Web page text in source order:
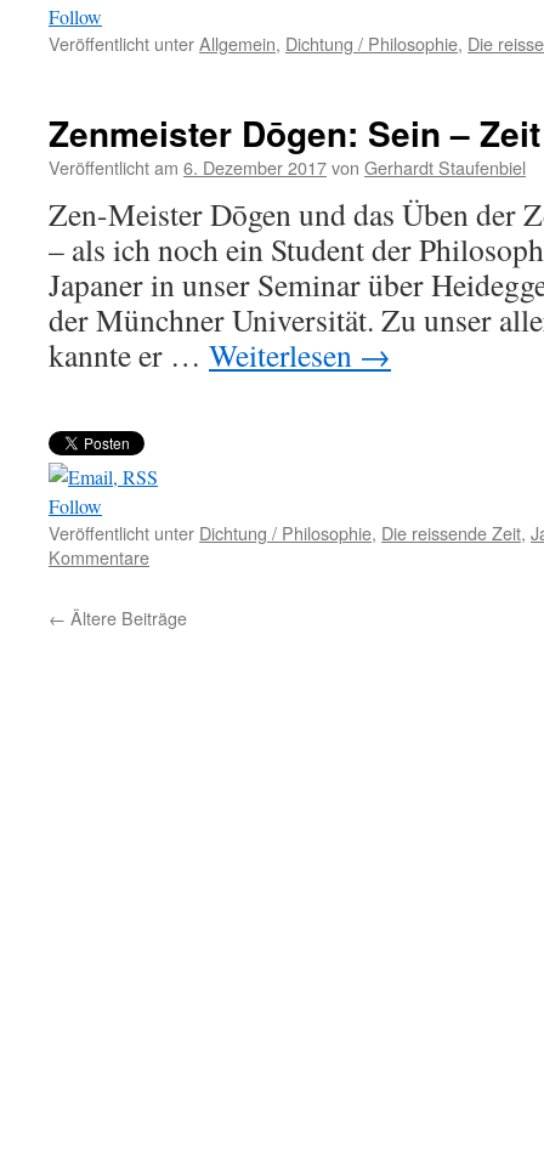
Follow
Veröffentlicht unterAllgemein, Dichtung / Philosophie, Die
Zenmeister Dōgen: Sein – Zeit
Veröffentlicht am 6. Dezember 2017von Gerhardt Staufenbiel
Zen-Meister Dōgen und das Üben der
– als ich noch ein Student der
Japaner in unser Seminar über
der Münchner Universität. Zu unser
kannte er … Weiterlesen →
Follow
Veröffentlicht unter Dichtung / Philosophie, Die reissende Zeit,
Kommentare
← Ältere Beiträge